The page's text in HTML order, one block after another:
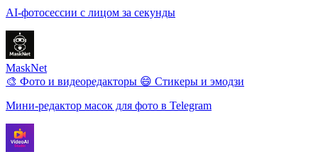
AI-фотосессии с лицом за секунды
MaskNet
🎨 Фото и видеоредакторы 😄 Стикеры и эмодзи
Мини-редактор масок для фото в Telegram